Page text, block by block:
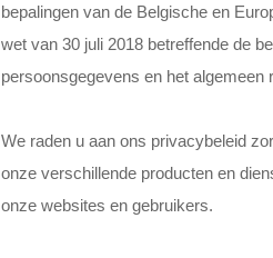
bepalingen van de Belgische en
wet van 30 juli 2018 betreffende de
persoonsgegevens en het
We raden u aan ons privacybeleid
onze verschillende producten en
onze websites en gebruikers.